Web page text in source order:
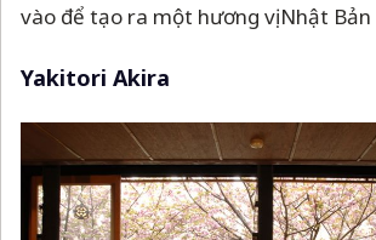
vào để tạo ra một hương vị Nhật
Yakitori Akira